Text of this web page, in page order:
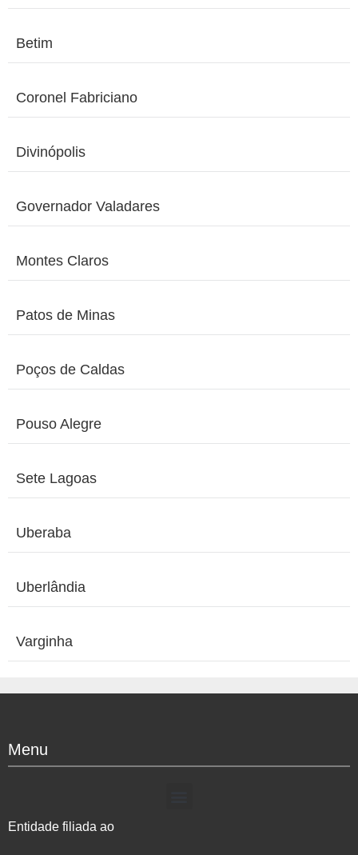
Betim
Coronel Fabriciano
Divinópolis
Governador Valadares
Montes Claros
Patos de Minas
Poços de Caldas
Pouso Alegre
Sete Lagoas
Uberaba
Uberlândia
Varginha
Menu
Entidade filiada ao